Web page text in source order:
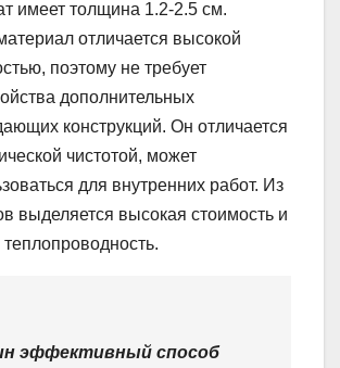
имеет толщина 1.2-2.5 см.
отличается высокой
поэтому не требует
дополнительных
конструкций. Он отличается
чистотой, может
для внутренних работ. Из
выделяется высокая стоимость и
теплопроводность.
эффективный способ